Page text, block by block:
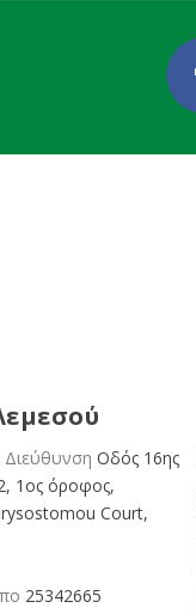
Οδός 16ης
1ος όροφος,
Court,
25342665